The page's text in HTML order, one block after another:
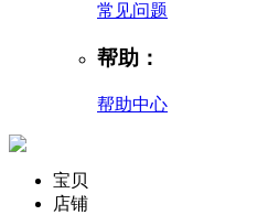
常见问题
帮助：
帮助中心
宝贝
店铺